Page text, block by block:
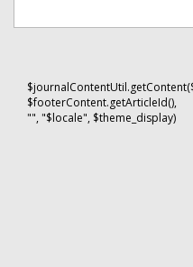
$footerContent.getArticleId(),
"", "$locale", $theme_display)